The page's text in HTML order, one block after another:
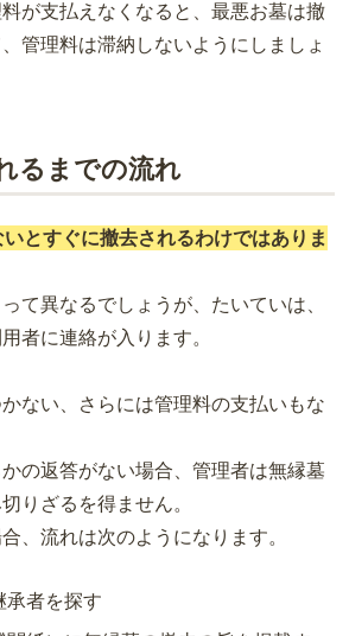
が支払えなくなると、最悪お墓は撤
管理料は滞納しないようにしましょ
るまでの流れ
とすぐに撤去されるわけではありま
て異なるでしょうが、たいていは、
者に連絡が入ります。
ない、さらには管理料の支払いもな
の返答がない場合、管理者は無縁墓
りざるを得ません。
、流れは次のようになります。
承者を探す